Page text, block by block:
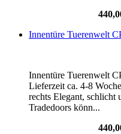
Innentüre Tuerenwelt
Innentüre Tuerenwelt
Lieferzeit ca. 4-8
rechts Elegant, schlicht
Tradedoors könn...